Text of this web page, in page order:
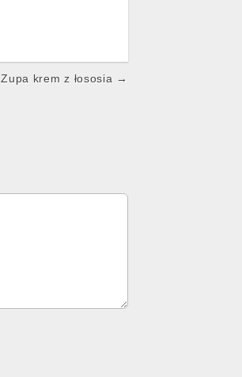
Zupa krem z łososia →